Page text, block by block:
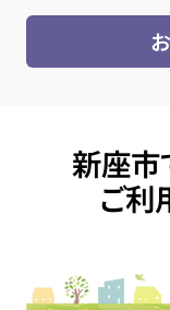
新座市
ご利